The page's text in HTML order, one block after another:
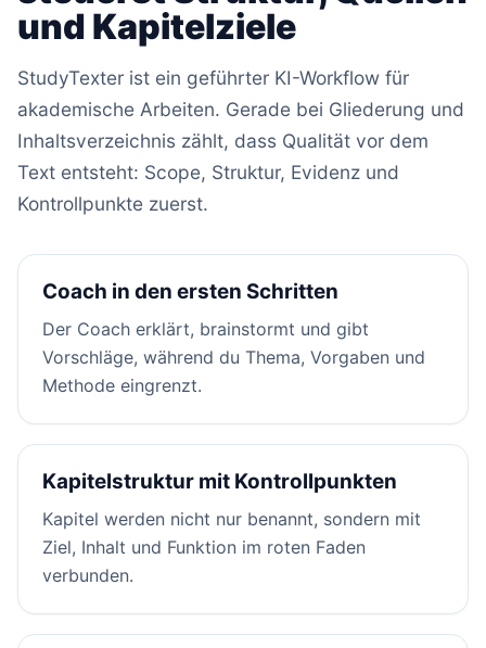
und Kapitelziele
StudyTexter ist ein geführter KI-Workflow für
akademische Arbeiten. Gerade bei Gliederung und
Inhaltsverzeichnis zählt, dass Qualität vor dem
Text entsteht: Scope, Struktur, Evidenz und
Kontrollpunkte zuerst.
Coach in den ersten Schritten
Der Coach erklärt, brainstormt und gibt
Vorschläge, während du Thema, Vorgaben und
Methode eingrenzt.
Kapitelstruktur mit Kontrollpunkten
Kapitel werden nicht nur benannt, sondern mit
Ziel, Inhalt und Funktion im roten Faden
verbunden.